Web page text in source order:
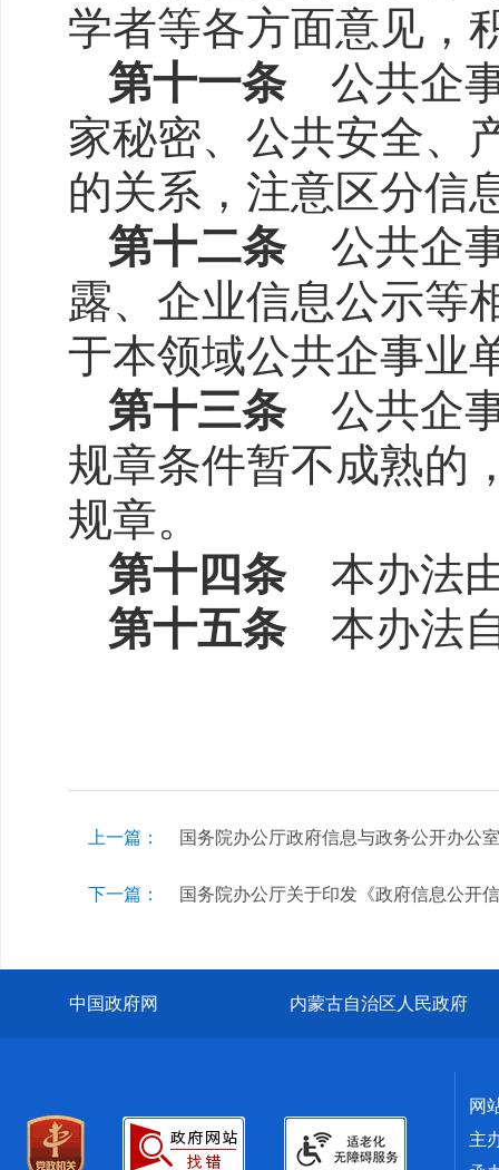
学者等各方面意见，
第十一条 公共企
家秘密、公共安全、
的关系，注意区分信
第十二条公共企事
露、企业信息公示等
于本领域公共企事业
第十三条公共企事
规章条件暂不成熟的
规章。
第十四条本办法由
第十五条本办法自
上一篇： 国务院办公厅政府信息与政务公开办公
下一篇： 国务院办公厅关于印发《政府信息公开
中国政府网 内蒙古自治区人民政府
网
主